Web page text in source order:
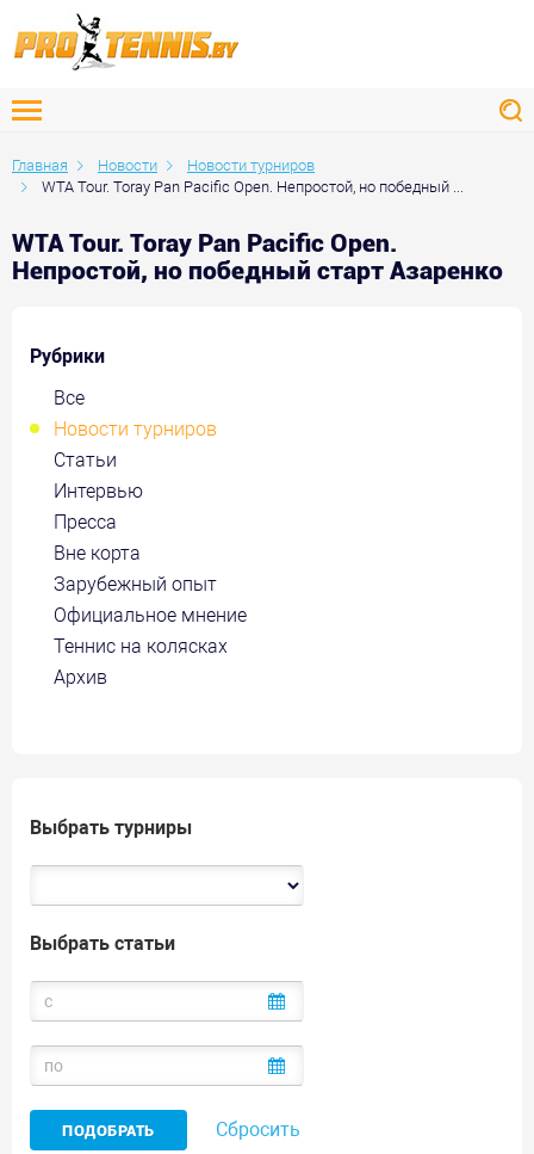
Главная Новости
Новости турниров
WTA Tour. Toray Pan Pacific Open. Непростой, но победный ...
WTA Tour. Toray Pan Pacific Open.
Непростой, но победный старт Азаренко
Рубрики
Все
Новости турниров
Статьи
Интервью
Пресса
Вне корта
Зарубежный опыт
Официальное мнение
Теннис на колясках
Архив
Выбрать турниры
Выбрать статьи
Сбросить